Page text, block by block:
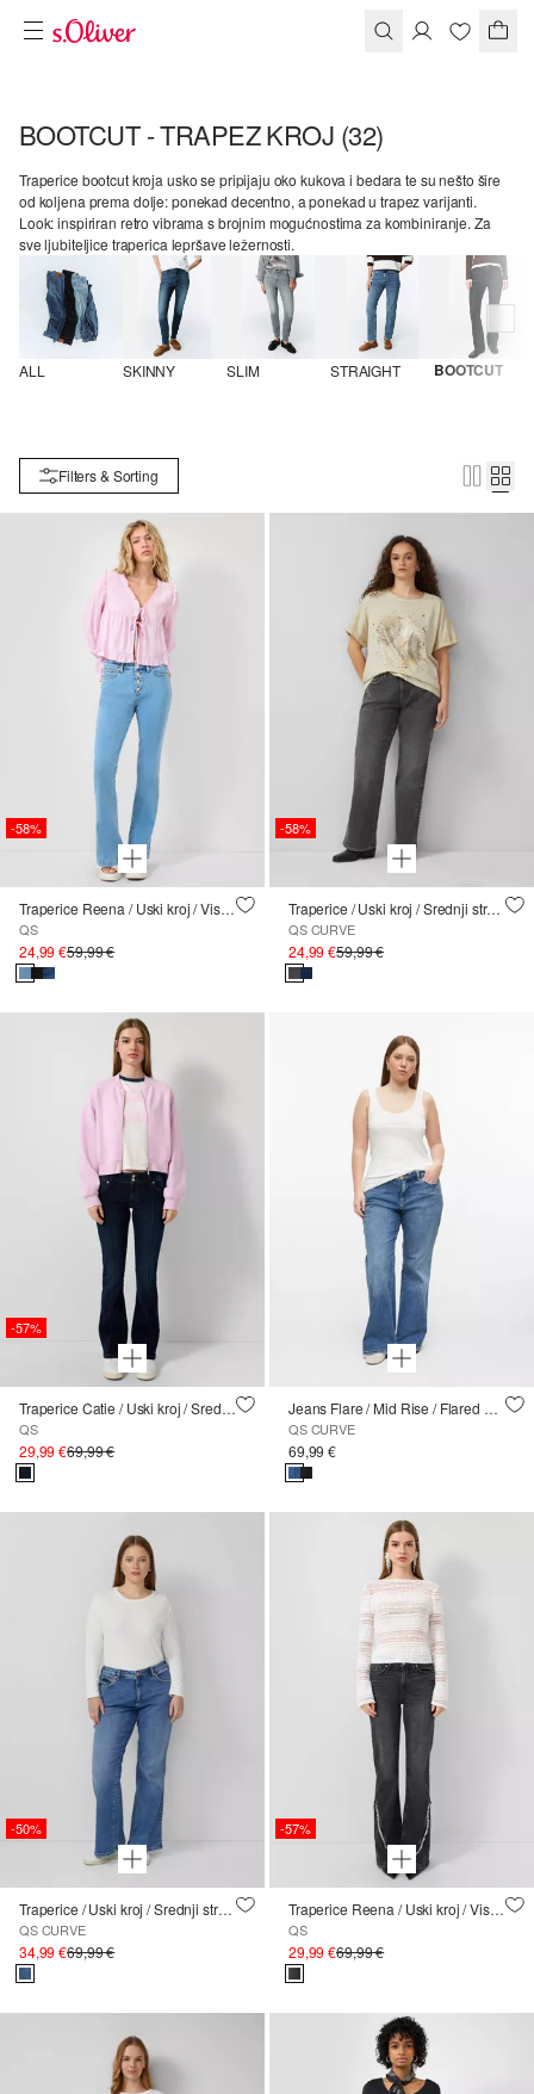
BOOTCUT - TRAPEZ KROJ (32)
Traperice bootcut kroja usko se pripijaju oko kukova i bedara te su nešto šire
od koljena prema dolje: ponekad decentno, a ponekad u trapez varijanti.
Look: inspiriran retro vibrama s brojnim mogućnostima za kombiniranje. Za
sve ljubiteljice traperica lepršave ležernosti.
ALL SKINNY SLIM STRAIGHT BOOTCUT
Filters & Sorting
-58%
Traperice Reena / Uski kroj / Visoki struk / Zupčaste nogavice
QS
24,99 €59,99 €
-58%
Traperice / Uski kroj / Srednji struk / Nogavice s kratkim rukavima
QS CURVE
24,99 €59,99 €
-57%
Traperice Catie / Uski kroj / Srednji struk / Nogavice s kratkim rukavima
QS
29,99 €69,99 €
Jeans Flare / Mid Rise / Flared Leg
QS CURVE
69,99 €
-50%
Traperice / Uski kroj / Srednji struk / Zvončaste nogavice
QS CURVE
34,99 €69,99 €
-57%
Traperice Reena / Uski kroj / Visoki struk / Zupčaste nogavice
QS
29,99 €69,99 €